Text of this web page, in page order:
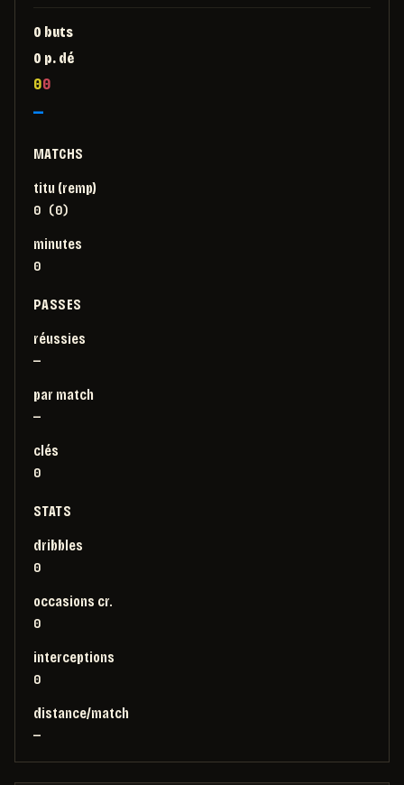
0 buts
0 p. dé
00
—
MATCHS
titu (remp)
0 (0)
minutes
0
PASSES
réussies
—
par match
—
clés
0
STATS
dribbles
0
occasions cr.
0
interceptions
0
distance/match
—